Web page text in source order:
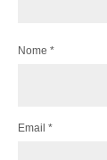
Nome *
Email *